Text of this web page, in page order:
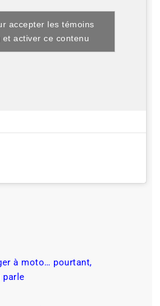
accepter les témoins
et activer ce contenu
à moto… pourtant,
parle